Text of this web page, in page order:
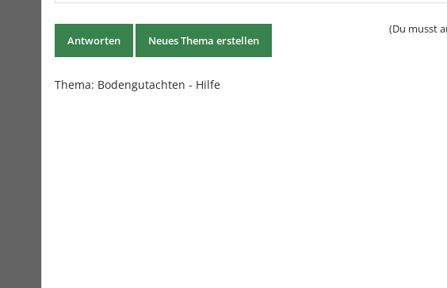
Antworten Neues Thema erstellen
(Du musst
Thema: Bodengutachten - Hilfe